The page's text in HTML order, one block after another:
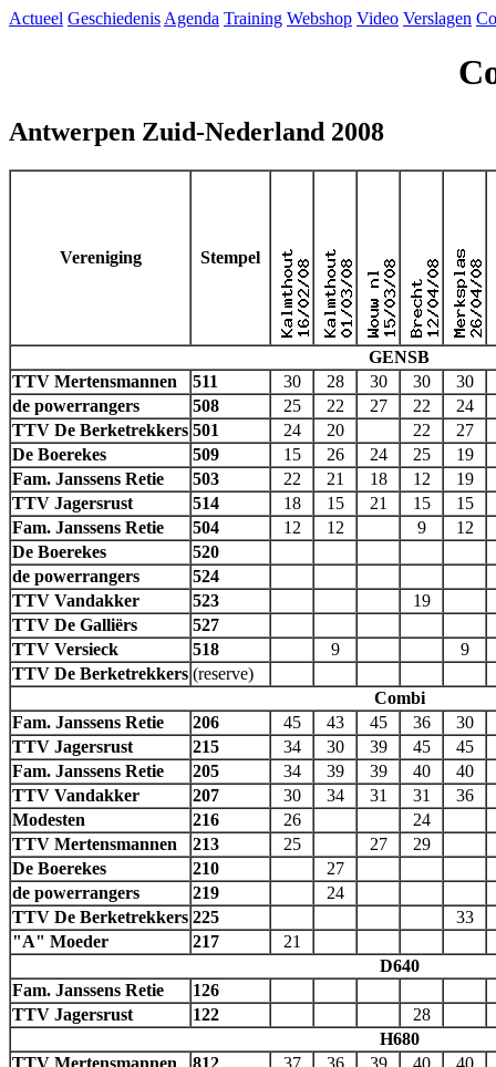
Actueel Geschiedenis Agenda Training Webshop Video Verslagen
Antwerpen Zuid-Nederland 2008
Vereniging Stempel
GENSB
TTV Mertensmannen
511 30 28 30 30
30
de powerrangers
508 25 22 27 22
24
TTV De Berketrekkers 501 24 20 22
27
De Boerekes
509 15 26 24 25
19
Fam. Janssens Retie
503 22 21 18 12
19
TTV Jagersrust
514 18 15 21 15
15
Fam. Janssens Retie
504 12 12 9
12
De Boerekes
520
de powerrangers
524
TTV Vandakker
523
19
TTV De Galliërs
527
TTV Versieck
518 9
9
TTV De Berketrekkers (reserve)
Combi
Fam. Janssens Retie
206 45 43 45 36
30
TTV Jagersrust
215 34 30 39 45
45
Fam. Janssens Retie
205 34 39 39 40
40
TTV Vandakker
207 30 34 31 31
36
Modesten
216 26
24
TTV Mertensmannen
213 25 27
29
De Boerekes
210
27
de powerrangers
219
24
TTV De Berketrekkers 225
33
"A" Moeder
217
21
D640
Fam. Janssens Retie
126
TTV Jagersrust
122
28
H680
TTV Mertensmannen
812 37 36 39 40
40